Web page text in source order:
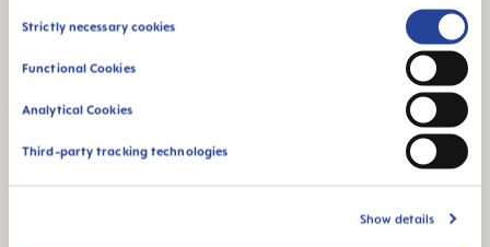
Consent
Strictly necessary cookies
Functional Cookies
Analytical Cookies
Third-party tracking technologies
Show details
Vidéos produits